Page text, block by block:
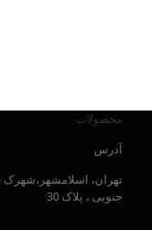
محصولات
آدرس
جنوبی ، پلاک 30